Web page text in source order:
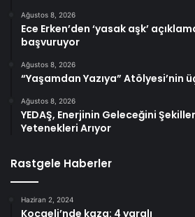
Ağustos 8, 2026
Ece Erken’den ‘yasak aşk’
başvuruyor
Ağustos 8, 2026
“Yaşamdan Yazıya” Atölyesi’nin
Ağustos 8, 2026
YEDAŞ, Enerjinin Geleceğini
Yetenekleri Arıyor
Rastgele Haberler
Haziran 2, 2024
Kocaeli’nde kaza: 4 yaralı